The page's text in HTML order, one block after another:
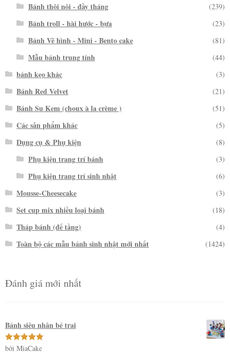
Bánh thôi nôi - đầy tháng (239)
Bánh troll - hài hước - bựa (23)
Bánh Vẽ hình - Mini - Bento cake (81)
Mẫu bánh trung tính (44)
bánh kẹo khác (3)
Bánh Red Velvet (21)
Bánh Su Kem (choux à la crème ) (51)
Các sản phẩm khác (5)
Dụng cụ & Phụ kiện (8)
Phụ kiện trang trí bánh (3)
Phụ kiện trang trí sinh nhật (6)
Mousse-Cheesecake (3)
Set cup mix nhiều loại bánh (18)
Tháp bánh (đế tầng) (4)
Toàn bộ các mẫu bánh sinh nhật mới nhất (1424)
Đánh giá mới nhất
Bánh siêu nhân bé trai
Được xếp
bởi MiaCake